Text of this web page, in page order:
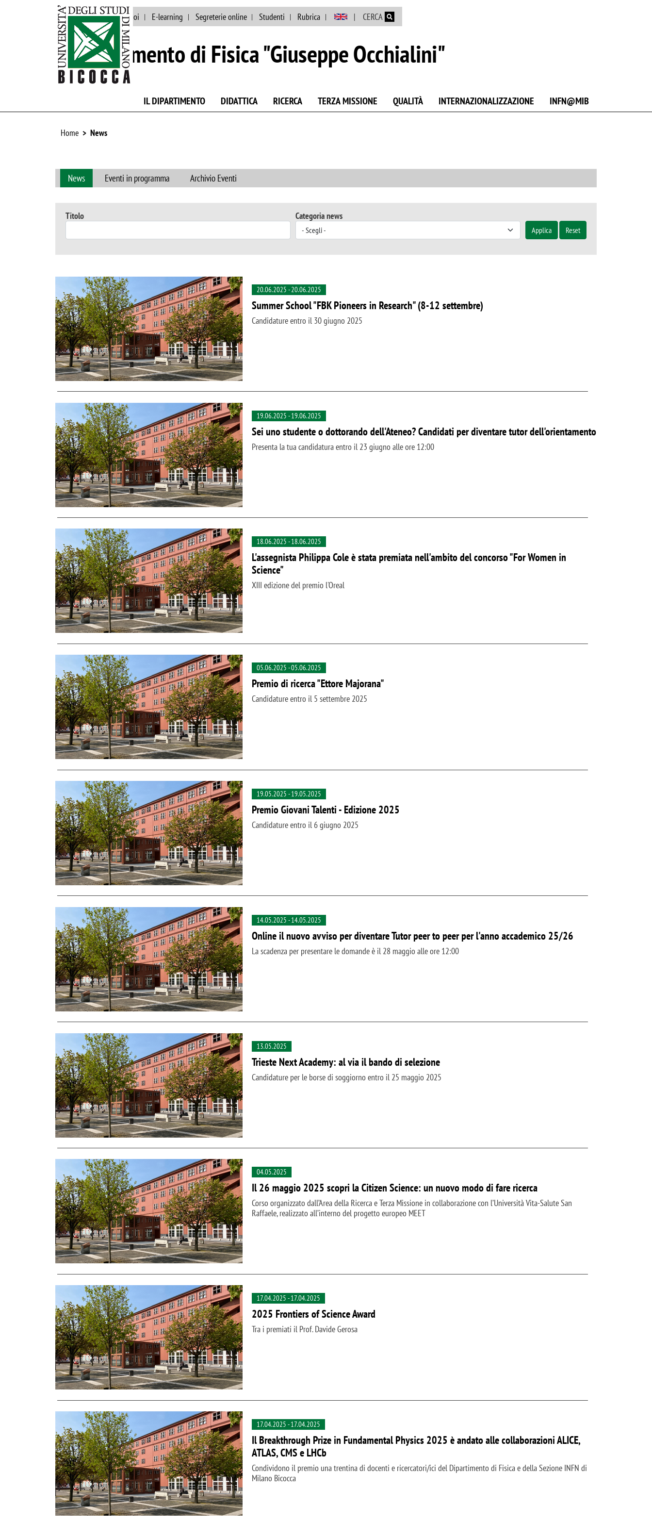
Salta al contenuto principale
Ateneo Lavora con noi E-learning Segreterie online Studenti Rubrica CERCA
Dipartimento di Fisica "Giuseppe Occhialini"
IL DIPARTIMENTO DIDATTICA RICERCA TERZA MISSIONE QUALITÀ INTERNAZIONALIZZAZIONE INFN@MIB
Home News
News Eventi in programma Archivio Eventi
Titolo Categoria news
Applica Reset
20.06.2025 -20.06.2025
Summer School "FBK Pioneers in Research" (8-12 settembre)
Candidature entro il 30 giugno 2025
19.06.2025 -19.06.2025
Sei uno studente o dottorando dell'Ateneo? Candidati per diventare tutor dell'orientamento
Presenta la tua candidatura entro il 23 giugno alle ore 12:00
18.06.2025 -18.06.2025
L'assegnista Philippa Cole è stata premiata nell'ambito del concorso "For Women in
Science"
XIII edizione del premio l'Oreal
05.06.2025 -05.06.2025
Premio di ricerca "Ettore Majorana"
Candidature entro il 5 settembre 2025
19.05.2025 -19.05.2025
Premio Giovani Talenti - Edizione 2025
Candidature entro il 6 giugno 2025
14.05.2025 -14.05.2025
Online il nuovo avviso per diventare Tutor peer to peer per l'anno accademico 25/26
La scadenza per presentare le domande è il 28 maggio alle ore 12:00
13.05.2025
Trieste Next Academy: al via il bando di selezione
Candidature per le borse di soggiorno entro il 25 maggio 2025
04.05.2025
Il 26 maggio 2025 scopri la Citizen Science: un nuovo modo di fare ricerca
Corso organizzato dall’Area della Ricerca e Terza Missione in collaborazione con l’Università Vita-Salute San
Raffaele, realizzato all’interno del progetto europeo MEET
17.04.2025 -17.04.2025
2025 Frontiers of Science Award
Tra i premiati il Prof. Davide Gerosa
17.04.2025 -17.04.2025
Il Breakthrough Prize in Fundamental Physics 2025 è andato alle collaborazioni ALICE,
ATLAS, CMS e LHCb
Condividono il premio una trentina di docenti e ricercatori/ici del Dipartimento di Fisica e della Sezione INFN di
Milano Bicocca